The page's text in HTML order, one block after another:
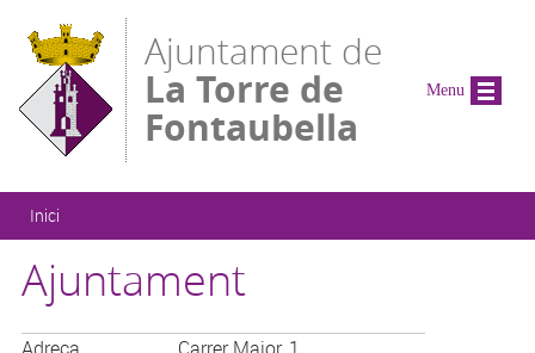
Ajuntament de
La Torre de
Fontaubella
Esteu aquí
Inici
Ajuntament
Menu